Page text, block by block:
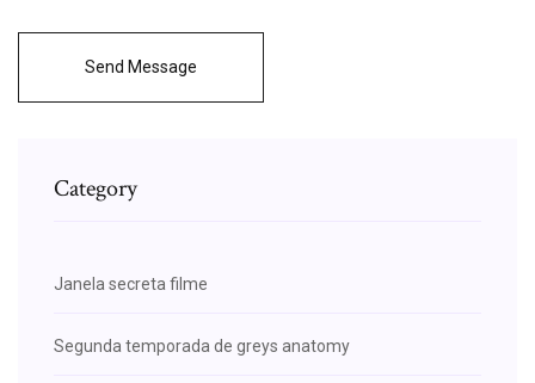
Send Message
Category
Janela secreta filme
Segunda temporada de greys anatomy